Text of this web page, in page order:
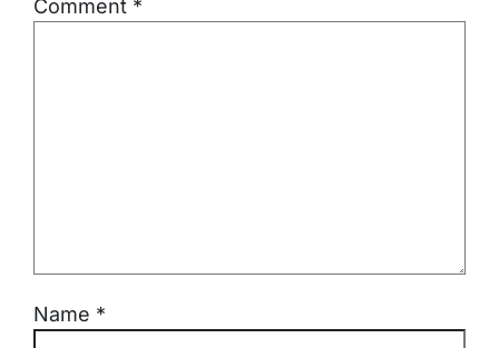
Comment *
Name *